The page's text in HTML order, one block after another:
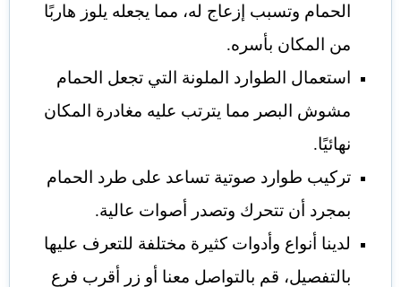
الحمام وتسبب إزعاج له، مما يجعله يلوز هاربًا
من المكان بأسره.
استعمال الطوارد الملونة التي تجعل الحمام
مشوش البصر مما يترتب عليه مغادرة المكان
نهائيًا.
تركيب طوارد صوتية تساعد على طرد الحمام
بمجرد أن تتحرك وتصدر أصوات عالية.
لدينا أنواع وأدوات كثيرة مختلفة للتعرف عليها
بالتفصيل، قم بالتواصل معنا أو زر أقرب فرع